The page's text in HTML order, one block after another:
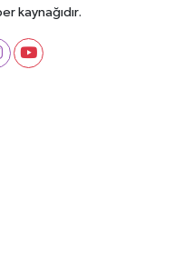
kaynağıdır.